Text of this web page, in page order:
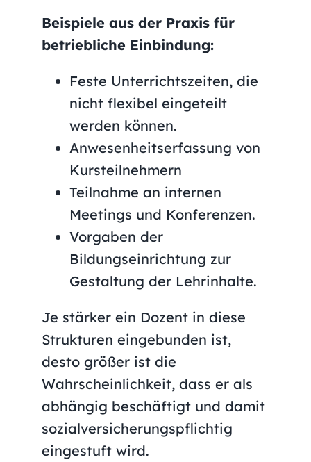
Beispiele aus der Praxis für
betriebliche Einbindung:
Feste Unterrichtszeiten, die
nicht flexibel eingeteilt
werden können.
Anwesenheitserfassung von
Kursteilnehmern
Teilnahme an internen
Meetings und Konferenzen.
Vorgaben der
Bildungseinrichtung zur
Gestaltung der Lehrinhalte.
Je stärker ein Dozent in diese
Strukturen eingebunden ist,
desto größer ist die
Wahrscheinlichkeit, dass er als
abhängig beschäftigt und damit
sozialversicherungspflichtig
eingestuft wird.